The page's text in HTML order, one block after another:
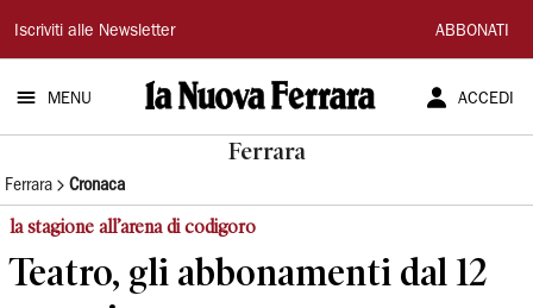
La
Nuova
Ferrara
Iscriviti alle Newsletter ABBONATI
MENU ACCEDI
Ferrara
Ferrara Cronaca
la stagione all’arena di codigoro
Teatro, gli abbonamenti dal 12